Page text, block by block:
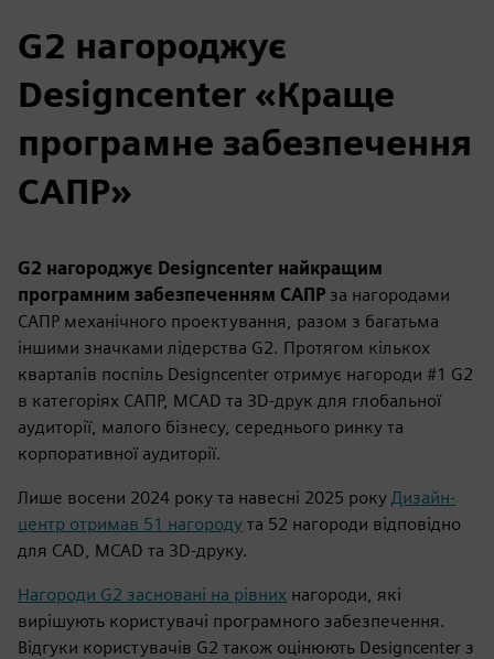
G2 нагороджує
Designcenter «Краще
програмне забезпечення
САПР»
G2 нагороджує Designcenter найкращим
програмним забезпеченням САПР за нагородами
САПР механічного проектування,
разом з багатьма
іншими значками лідерства G2. Протягом кількох
кварталів поспіль Designcenter отримує нагороди #1 G2
в категоріях САПР, MCAD та 3D-друк для глобальної
аудиторії, малого бізнесу, середнього ринку та
корпоративної аудиторії.
Лише восени 2024 року та навесні 2025 року Дизайн-
центр отримав 51 нагороду та 52 нагороди відповідно
для CAD, MCAD та 3D-друку.
Нагороди G2 засновані на рівних нагороди, які
вирішують користувачі програмного забезпечення.
Відгуки користувачів G2 також оцінюють Designcenter з